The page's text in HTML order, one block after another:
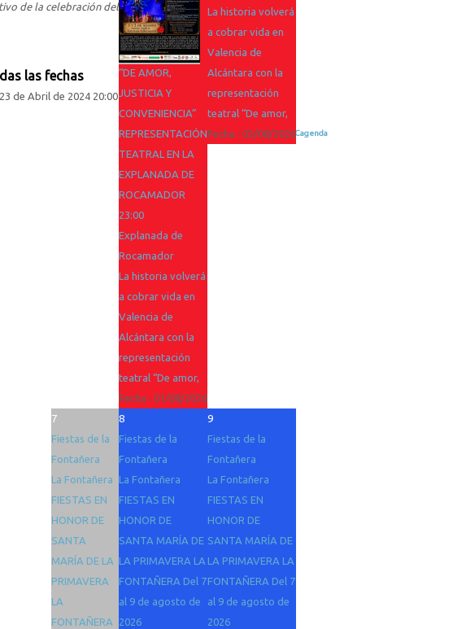
“DE AMOR,
JUSTICIA Y
CONVENIENCIA”
REPRESENTACIÓN
TEATRAL EN LA
EXPLANADA DE
ROCAMADOR
23:00
Explanada de
Rocamador
La historia volverá
a cobrar vida en
Valencia de
Alcántara con la
representación
teatral “De amor,
Fecha : 01/08/2026
La historia volverá
a cobrar vida en
Valencia de
Alcántara con la
representación
teatral “De amor,
Fecha : 02/08/2026
7
Fiestas de la
Fontañera
La Fontañera
FIESTAS EN
HONOR DE
SANTA
MARÍA DE LA
PRIMAVERA
LA
FONTAÑERA
8
Fiestas de la
Fontañera
La Fontañera
FIESTAS EN
HONOR DE
SANTA MARÍA DE
LA PRIMAVERA LA
FONTAÑERA Del 7
al 9 de agosto de
2026
9
Fiestas de la
Fontañera
La Fontañera
FIESTAS EN
HONOR DE
SANTA MARÍA DE
LA PRIMAVERA LA
FONTAÑERA Del 7
al 9 de agosto de
2026
de la celebración del Día Internacional del Libro 2024.
las fechas
23 de Abril de 2024 20:00
Powered byiCagenda